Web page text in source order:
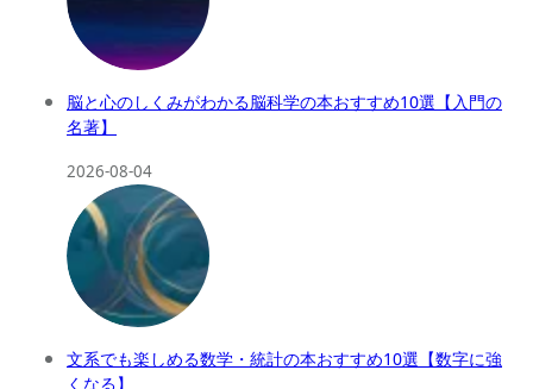
脳と心のしくみがわかる脳科学の本おすすめ10選【入門の
名著】
2026-08-04
文系でも楽しめる数学・統計の本おすすめ10選【数字に強
くなる】